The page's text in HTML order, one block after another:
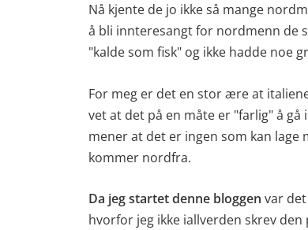
Nå kjente de jo ikke så mange
å bli innteresangt for nordmenn de
"kalde som fisk" og ikke hadde noe
For meg er det en stor ære at
vet at det på en måte er "farlig" å gå
mener at det er ingen som kan lage
kommer nordfra.
Da jeg startet denne bloggen var
hvorfor jeg ikke iallverden skrev